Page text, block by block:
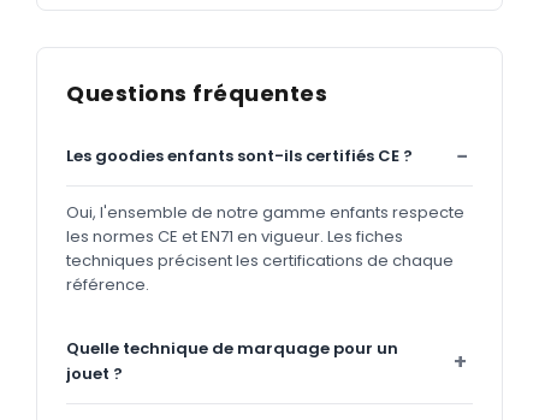
Questions fréquentes
Les goodies enfants sont-ils certifiés CE ?
Oui, l'ensemble de notre gamme enfants respecte
les normes CE et EN71 en vigueur. Les fiches
techniques précisent les certifications de chaque
référence.
Quelle technique de marquage pour un
jouet ?